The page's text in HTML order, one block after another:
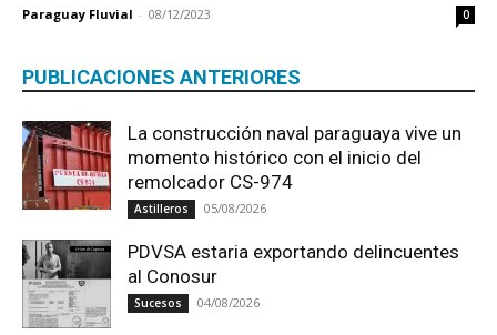
Paraguay Fluvial - 08/12/2023 0
PUBLICACIONES ANTERIORES
La construcción naval paraguaya vive un
momento histórico con el inicio del
remolcador CS-974
Astilleros 05/08/2026
PDVSA estaria exportando delincuentes
al Conosur
Sucesos 04/08/2026